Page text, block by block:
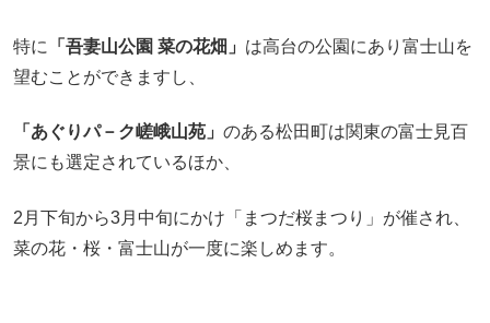
特に 「吾妻山公園 菜の花畑」 は高台の公園にあり富士山を
望むことができますし、
「あぐりパ－ク嵯峨山苑」 のある松田町は関東の富士見百
景にも選定されているほか、
2月下旬から3月中旬にかけ「まつだ桜まつり」が催され、
菜の花・桜・富士山が一度に楽しめます。